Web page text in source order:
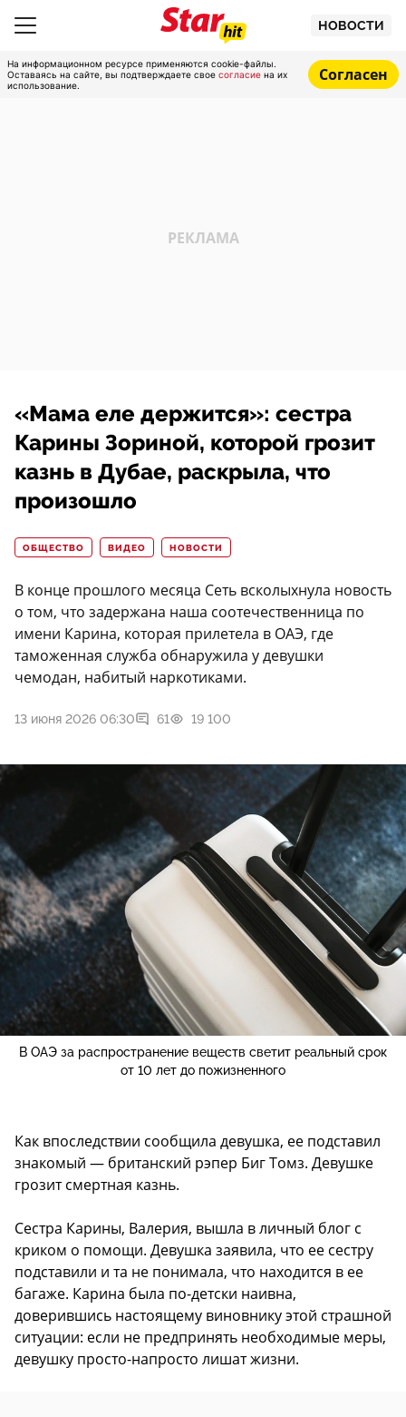
НОВОСТИ
На информационном ресурсе применяются cookie-файлы.
Оставаясь на сайте, вы подтверждаете свое согласие на их
использование.
Согласен
«Мама еле держится»: сестра
Карины Зориной, которой грозит
казнь в Дубае, раскрыла, что
произошло
ОБЩЕСТВО ВИДЕО НОВОСТИ
В конце прошлого месяца Сеть всколыхнула новость
о том, что задержана наша соотечественница по
имени Карина, которая прилетела в ОАЭ, где
таможенная служба обнаружила у девушки
чемодан, набитый наркотиками.
13 июня 2026 06:30 61 19 100
В ОАЭ за распространение веществ светит реальный срок
от 10 лет до пожизненного
Как впоследствии сообщила девушка, ее подставил
знакомый — британский рэпер Биг Томз. Девушке
грозит смертная казнь.
Сестра Карины, Валерия, вышла в личный блог с
криком о помощи. Девушка заявила, что ее сестру
подставили и та не понимала, что находится в ее
багаже. Карина была по-детски наивна,
доверившись настоящему виновнику этой страшной
ситуации: если не предпринять необходимые меры,
девушку просто-напросто лишат жизни.